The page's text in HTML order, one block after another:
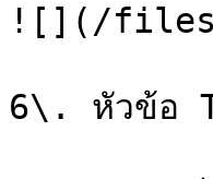
![](/files/
6\. หัวข้อ